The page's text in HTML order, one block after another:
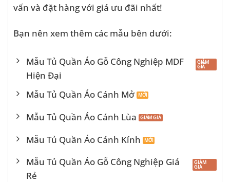
vấn và đặt hàng với giá ưu đãi nhất!
Bạn nên xem thêm các mẫu bên dưới:
Mẫu Tủ Quần Áo Gỗ Công Nghiệp MDF
Hiện Đại
Mẫu Tủ Quần Áo Cánh Mở
Mẫu Tủ Quần Áo Cánh Lùa
Mẫu Tủ Quần Áo Cánh Kính
Mẫu Tủ Quần Áo Gỗ Công Nghiệp Giá
Rẻ